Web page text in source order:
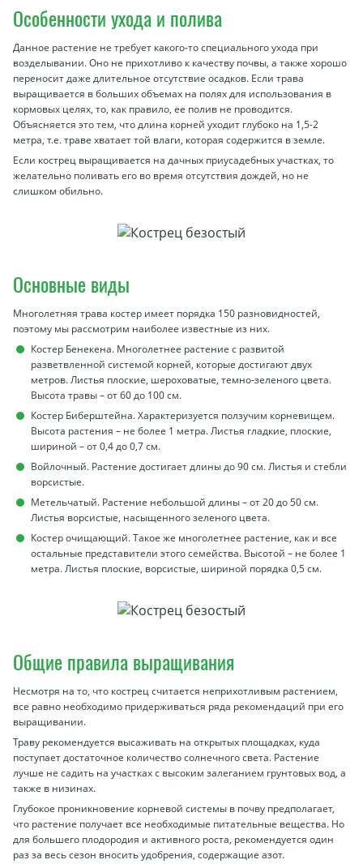
Особенности ухода и полива
Данное растение не требует какого-то специального ухода при
возделывании. Оно не прихотливо к качеству почвы, а также хорошо
переносит даже длительное отсутствие осадков. Если трава
выращивается в больших объемах на полях для использования в
кормовых целях, то, как правило, ее полив не проводится.
Объясняется это тем, что длина корней уходит глубоко на 1,5-2
метра, т.е. траве хватает той влаги, которая содержится в земле.
Если кострец выращивается на дачных приусадебных участках, то
желательно поливать его во время отсутствия дождей, но не
слишком обильно.
Основные виды
Многолетняя трава костер имеет порядка 150 разновидностей,
поэтому мы рассмотрим наиболее известные из них.
Костер Бенекена. Многолетнее растение с развитой
разветвленной системой корней, которые достигают двух
метров. Листья плоские, шероховатые, темно-зеленого цвета.
Высота травы – от 60 до 100 см.
Костер Биберштейна. Характеризуется ползучим корневищем.
Высота растения – не более 1 метра. Листья гладкие, плоские,
шириной – от 0,4 до 0,7 см.
Войлочный. Растение достигает длины до 90 см. Листья и стебли
ворсистые.
Метельчатый. Растение небольшой длины – от 20 до 50 см.
Листья ворсистые, насыщенного зеленого цвета.
Костер очищающий. Такое же многолетнее растение, как и все
остальные представители этого семейства. Высотой – не более 1
метра. Листья плоские, ворсистые, шириной порядка 0,5 см.
Общие правила выращивания
Несмотря на то, что кострец считается неприхотливым растением,
все равно необходимо придерживаться ряда рекомендаций при его
выращивании.
Траву рекомендуется высаживать на открытых площадках, куда
поступает достаточное количество солнечного света. Растение
лучше не садить на участках с высоким залеганием грунтовых вод, а
также в низинах.
Глубокое проникновение корневой системы в почву предполагает,
что растение получает все необходимые питательные вещества. Но
для большего плодородия и активного роста, рекомендуется один
раз за весь сезон вносить удобрения, содержащие азот.